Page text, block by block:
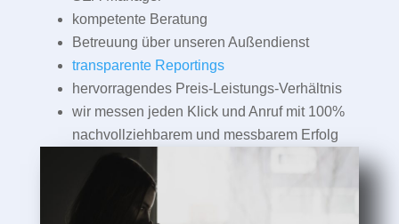
kompetente Beratung
Betreuung über unseren Außendienst
transparente Reportings
hervorragendes Preis-Leistungs-Verhältnis
wir messen jeden Klick und Anruf mit 100%
nachvollziehbarem und messbarem Erfolg